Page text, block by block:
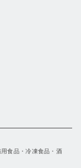
食品・冷凍食品・酒